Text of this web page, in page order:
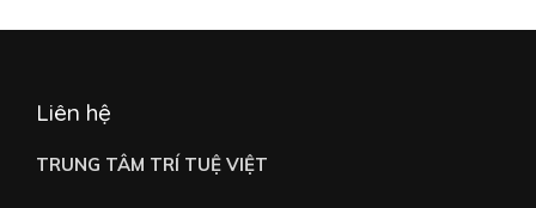
Liên hệ
TRUNG TÂM TRÍ TUỆ VIỆT